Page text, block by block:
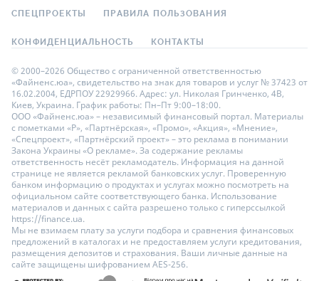
СПЕЦПРОЕКТЫ ПРАВИЛА ПОЛЬЗОВАНИЯ
КОНФИДЕНЦИАЛЬНОСТЬ КОНТАКТЫ
© 2000–2026 Общество с ограниченной ответственностью
«Файненс.юа», свидетельство на знак для товаров и услуг № 37423 от
16.02.2004, ЕДРПОУ 22929966. Адрес: ул. Николая Гринченко, 4В,
Киев, Украина. График работы: Пн–Пт 9:00–18:00.
ООО «Файненс.юа» – независимый финансовый портал. Материалы
с пометками «Р», «Партнёрская», «Промо», «Акция», «Мнение»,
«Спецпроект», «Партнёрский проект» – это реклама в понимании
Закона Украины «О рекламе». За содержание рекламы
ответственность несёт рекламодатель. Информация на данной
странице не является рекламой банковских услуг. Проверенную
банком информацию о продуктах и услугах можно посмотреть на
официальном сайте соответствующего банка. Использование
материалов и данных с сайта разрешено только с гиперссылкой
https://finance.ua.
Мы не взимаем плату за услуги подбора и сравнения финансовых
предложений в каталогах и не предоставляем услуги кредитования,
размещения депозитов и страхования. Ваши личные данные на
сайте защищены шифрованием AES-256.